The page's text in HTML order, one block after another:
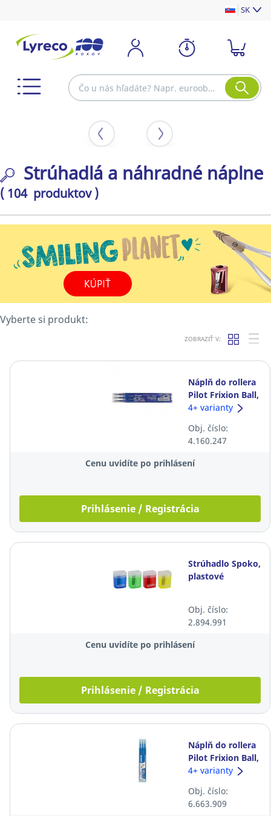
SK
Strúhadlá a náhradné náplne
( 104 produktov )
Vyberte si produkt:
ZOBRAZIŤ V:
Náplň do rollera
Pilot Frixion Ball,
0,7 mm, modrá,
4+ varianty
Obj. číslo:
4.160.247
Cenu uvidíte po prihlásení
Prihlásenie / Registrácia
Strúhadlo Spoko,
plastové
Obj. číslo:
2.894.991
Cenu uvidíte po prihlásení
Prihlásenie / Registrácia
Náplň do rollera
Pilot Frixion Ball,
0,5 mm, modrá,
4+ varianty
Obj. číslo:
6.663.909